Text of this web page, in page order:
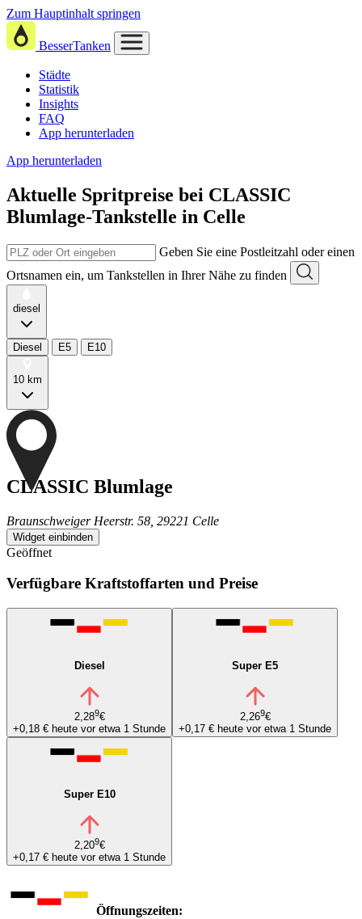
Zum Hauptinhalt springen
BesserTanken
Städte
Statistik
Insights
FAQ
App herunterladen
App herunterladen
Aktuelle Spritpreise bei CLASSIC
Blumlage-Tankstelle in Celle
Geben Sie eine Postleitzahl oder einen
Ortsnamen ein, um Tankstellen in Ihrer Nähe zu finden
diesel
Diesel E5 E10
10 km
CLASSIC Blumlage
Braunschweiger Heerstr. 58, 29221 Celle
Widget einbinden
Geöffnet
Verfügbare Kraftstoffarten und Preise
Diesel
2,289€
+0,18 € heute vor etwa 1 Stunde
Super E5
2,269€
+0,17 € heute vor etwa 1 Stunde
Super E10
2,209€
+0,17 € heute vor etwa 1 Stunde
Öffnungszeiten: